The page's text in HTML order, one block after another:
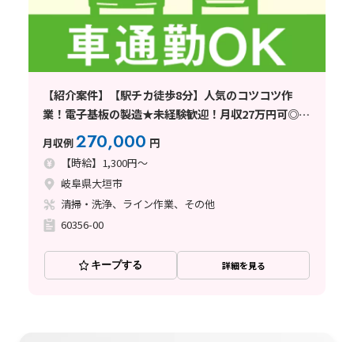
【紹介案件】【駅チカ徒歩8分】人気のコツコツ作
業！電子基板の製造★未経験歓迎！月収27万円可◎社
宅費全額補助
月収例270,000 円
【時給】1,300円～
岐阜県大垣市
清掃・洗浄、ライン作業、その他
60356-00
キープする 詳細を見る